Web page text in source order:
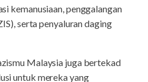
kemanusiaan, penggalangan
serta penyaluran daging
Malaysia juga bertekad
untuk mereka yang